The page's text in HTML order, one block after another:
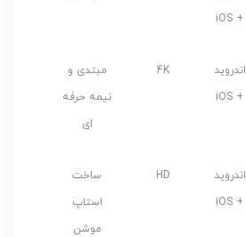
+ iOS
اندروید
+ iOS
4K
مبتدی و
نیمه حرفه
ای
اندروید
+ iOS
HD
ساخت
استاپ
موشن